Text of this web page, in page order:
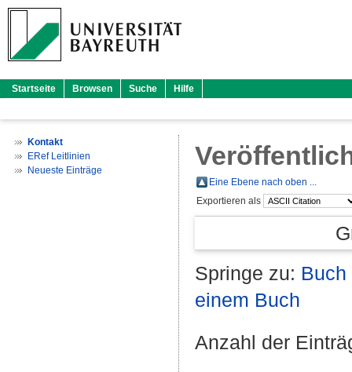
Startseite Browsen Suche Hilfe
Kontakt
ERef Leitlinien
Neueste Einträge
Eine Ebene nach oben ...
Exportieren als
Springe zu:
einem Buch
Anzahl der